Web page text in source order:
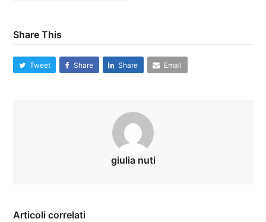
Share This
Tweet Share Share Email
giulia nuti
Articoli correlati